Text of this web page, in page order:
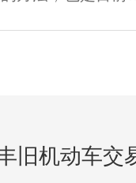
，同时也是很多
旧机动车交